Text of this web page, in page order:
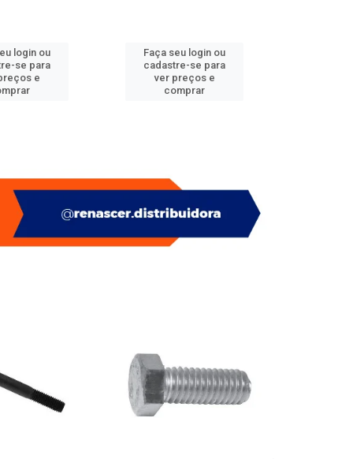
login ou
se para
e
Faça seu login ou
cadastre-se para
ver preços e
comprar